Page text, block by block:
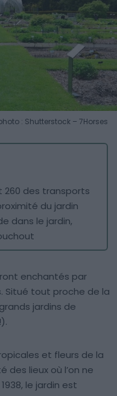
: Shutterstock – 7Horses
260 des transports
du jardin
dans le jardin,
enchantés par
Situé tout proche de la
jardins de
et fleurs de la
des lieux où l’on ne
le jardin est